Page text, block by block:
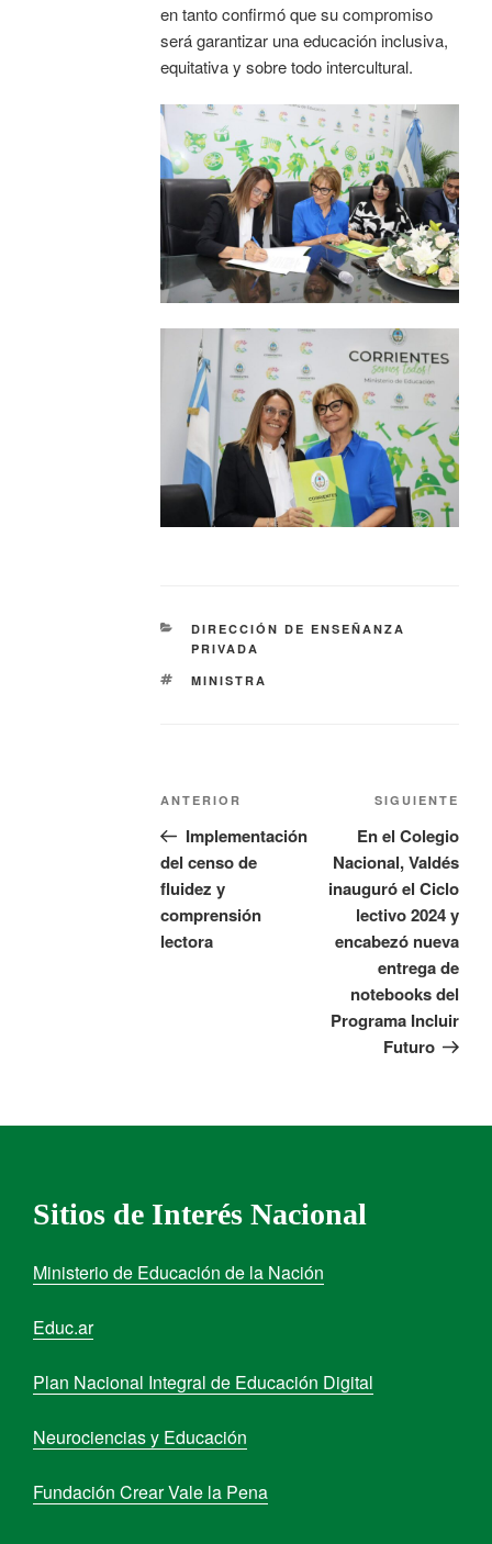
en tanto confirmó que su compromiso
será garantizar una educación inclusiva,
equitativa y sobre todo intercultural.
DIRECCIÓN DE ENSEÑANZA
PRIVADA
MINISTRA
ANTERIOR
Implementación
del censo de
fluidez y
comprensión
lectora
SIGUIENTE
En el Colegio
Nacional, Valdés
inauguró el Ciclo
lectivo 2024 y
encabezó nueva
entrega de
notebooks del
Programa Incluir
Futuro
Sitios de Interés Nacional
Ministerio de Educación de la Nación
Educ.ar
Plan Nacional Integral de Educación Digital
Neurociencias y Educación
Fundación Crear Vale la Pena